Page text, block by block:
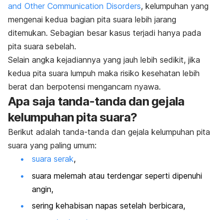
and Other Communication Disorders, kelumpuhan yang
mengenai kedua bagian pita suara lebih jarang
ditemukan. Sebagian besar kasus terjadi hanya pada
pita suara sebelah.
Selain angka kejadiannya yang jauh lebih sedikit, jika
kedua pita suara lumpuh maka risiko kesehatan lebih
berat dan berpotensi mengancam nyawa.
Apa saja tanda-tanda dan gejala
kelumpuhan pita suara?
Berikut adalah tanda-tanda dan gejala kelumpuhan pita
suara yang paling umum:
suara serak,
suara melemah atau terdengar seperti dipenuhi
angin,
sering kehabisan napas setelah berbicara,